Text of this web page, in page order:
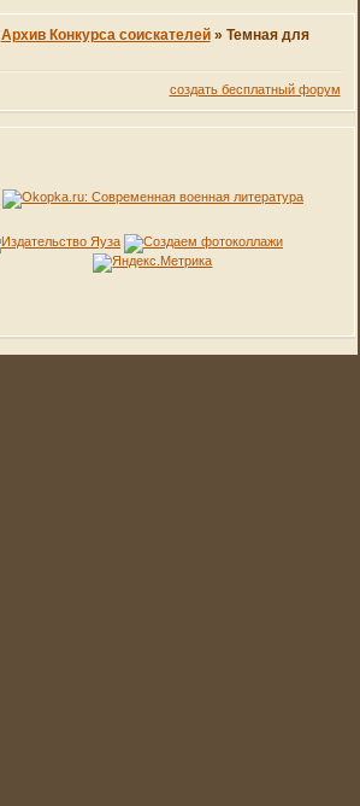
Архив Конкурса соискателей » Темная для
создать бесплатный форум